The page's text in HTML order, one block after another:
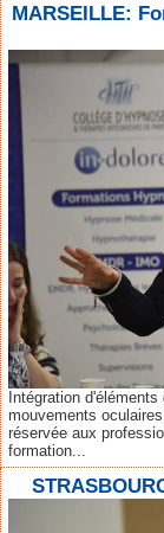
MARSEILLE:
Intégration
mouvements
réservée aux
formation...